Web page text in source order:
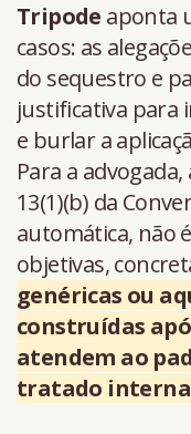
Tripode aponta
casos: as
do sequestro e
justificativa para
e burlar a
Para a
13(1)(b) da
automática, não
objetivas,
genéricas ou
construídas
atendem ao
tratado